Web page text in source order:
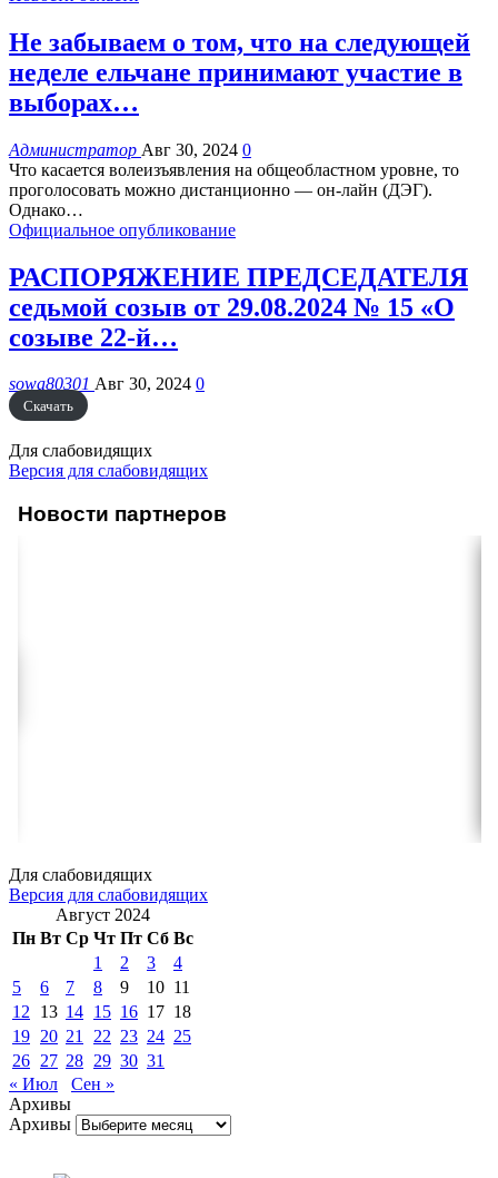
Не забываем о том, что на следующей
неделе ельчане принимают участие в
выборах…
Администратор Авг 30, 2024 0
Что касается волеизъявления на общеобластном уровне, то
проголосовать можно дистанционно — он-лайн (ДЭГ).
Однако…
Официальное опубликование
РАСПОРЯЖЕНИЕ ПРЕДСЕДАТЕЛЯ
седьмой созыв от 29.08.2024 № 15 «О
созыве 22-й…
sowa80301 Авг 30, 2024 0
Скачать
Для слабовидящих
Версия для слабовидящих
Новости партнеров
Для слабовидящих
Версия для слабовидящих
Август 2024
Пн Вт Ср Чт Пт Сб Вс
1
2 3
4
5
6 7 8 9 10 11
12 13 14 15 16 17 18
19 20 21 22 23 24 25
26 27 28 29 30 31
« Июл
Сен »
Архивы
Архивы